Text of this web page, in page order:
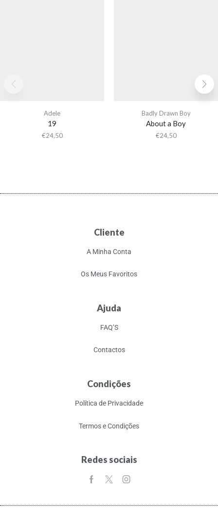
Adele
19
€24,50
Badly Drawn Boy
About a Boy
€24,50
Cliente
A Minha Conta
Os Meus Favoritos
Ajuda
FAQ’S
Contactos
Condições
Política de Privacidade
Termos e Condições
Redes sociais